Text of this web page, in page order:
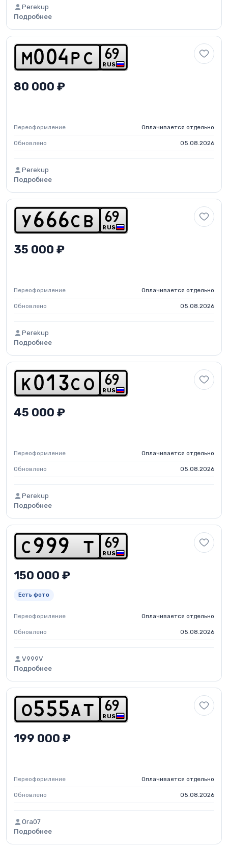
Perekup
Подробнее
m 0 04 p c RUS
69
80 000 ₽
Переоформление Оплачивается отдельно
Обновлено 05.08.2026
Perekup
Подробнее
y 6 6 6 c b RUS
69
35 000 ₽
Переоформление Оплачивается отдельно
Обновлено 05.08.2026
Perekup
Подробнее
k 0 1 3 c o RUS
69
45 000 ₽
Переоформление Оплачивается отдельно
Обновлено 05.08.2026
Perekup
Подробнее
c 9 9 9 t RUS
69
150 000 ₽
Есть фото
Переоформление Оплачивается отдельно
Обновлено 05.08.2026
V999V
Подробнее
o5 5 5 a t RUS
69
199 000 ₽
Переоформление Оплачивается отдельно
Обновлено 05.08.2026
Ora07
Подробнее